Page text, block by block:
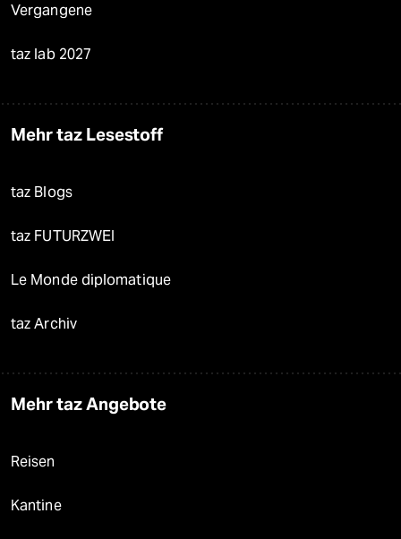
Vergangene
taz lab 2027
Mehr taz Lesestoff
taz Blogs
taz FUTURZWEI
Le Monde diplomatique
taz Archiv
Mehr taz Angebote
Reisen
Kantine